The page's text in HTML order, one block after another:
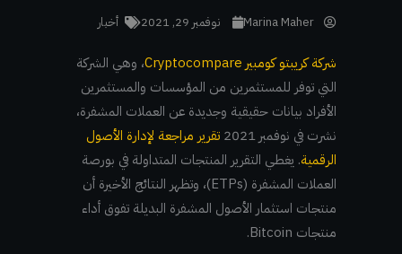
Marina Maher نوفمبر 29, 2021 أخبار
شركة كريبتو كومبير Cryptocompare
، وهي الشركة
التي توفر للمستثمرين من المؤسسات والمستثمرين
الأفراد بيانات حقيقية وجديدة عن العملات المشفرة،
نشرت في نوفمبر 2021
تقرير مراجعة لإدارة الأصول
الرقمية. يغطي التقرير المنتجات المتداولة في بورصة
العملات المشفرة (ETPs)، وتظهر النتائج الأخيرة أن
منتجات استثمار الأصول المشفرة البديلة تفوق أداء
منتجات Bitcoin.